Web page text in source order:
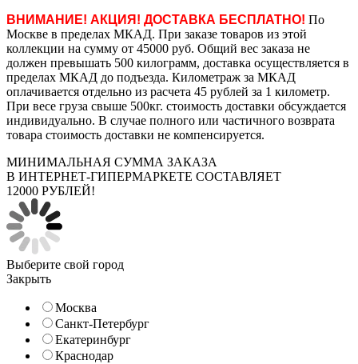
ВНИМАНИЕ! АКЦИЯ! ДОСТАВКА БЕСПЛАТНО! По
Москве в пределах МКАД. При заказе товаров из этой
коллекции на сумму от 45000 руб. Общий вес заказа не
должен превышать 500 килограмм, доставка осуществляется в
пределах МКАД до подъезда. Километраж за МКАД
оплачивается отдельно из расчета 45 рублей за 1 километр.
При весе груза свыше 500кг. стоимость доставки обсуждается
индивидуально. В случае полного или частичного возврата
товара стоимость доставки не компенсируется.
МИНИМАЛЬНАЯ СУММА ЗАКАЗА
В ИНТЕРНЕТ-ГИПЕРМАРКЕТЕ СОСТАВЛЯЕТ
12000 РУБЛЕЙ!
Выберите свой город
Закрыть
Москва
Санкт-Петербург
Екатеринбург
Краснодар